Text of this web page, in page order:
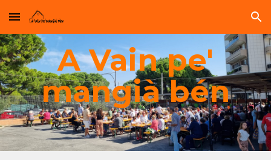
Skip to main content Skip to navigation
A Vain pe'
mangià bén